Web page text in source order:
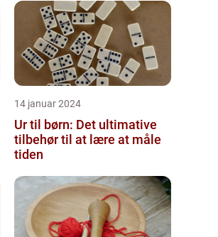
14 januar 2024
Ur til børn: Det ultimative
tilbehør til at lære at måle
tiden